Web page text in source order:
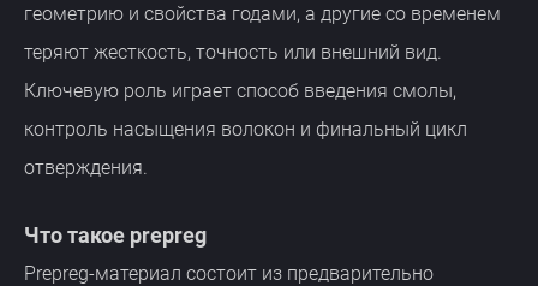
геометрию и свойства годами, а другие со временем
теряют жесткость, точность или внешний вид.
Ключевую роль играет способ введения смолы,
контроль насыщения волокон и финальный цикл
отверждения.
Что такое prepreg
Prepreg-материал состоит из предварительно